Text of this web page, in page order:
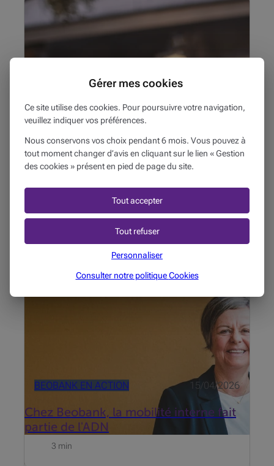
BEOBANK EN ACTION 29/06/2026
Beobank lance Beobank Pay : Envoyez
avec Wero
Partager l’addition d’un restaurant, rembourser un
ami après un week-end ou envoyer de l’argent à un
proche n’a jamais été aussi simple.
BEOBANK EN ACTION 15/04/2026
Chez Beobank, la mobilité interne fait
partie de l'ADN
main son propre développement et à rechercher lui
Vreven et Inge Everaert.
3 min
Gérer mes cookies
Ce site utilise des cookies. Pour poursuivre votre navigation,
veuillez indiquer vos préférences.
Nous conservons vos choix pendant 6 mois. Vous pouvez à
tout moment changer d’avis en cliquant sur le lien « Gestion
des cookies » présent en pied de page du site.
Tout accepter
Tout refuser
Personnaliser
Consulter notre politiqueCookies